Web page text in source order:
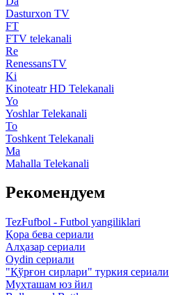
Dasturxon TV
FT
FTV telekanali
Re
RenessansTV
Ki
Kinoteatr HD Telekanali
Yo
Yoshlar Telekanali
To
Toshkent Telekanali
Ma
Mahalla Telekanali
Рекомендуем
TezFufbol - Futbol yangiliklari
Қора бева сериали
Алҳазар сериали
Oydin сериали
"Қўрғон сирлари" туркия сериали
Муҳташам юз йил